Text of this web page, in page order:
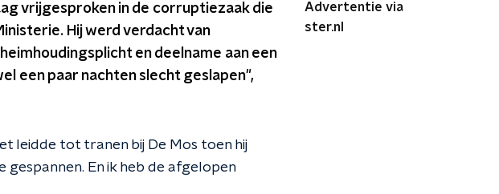
vrijgesproken in de corruptiezaak die
Hij werd verdacht van
en deelname aan een
een paar nachten slecht geslapen",
leidde tot tranen bij De Mos toen hij
En ik heb de afgelopen
Advertentie via
ster.nl